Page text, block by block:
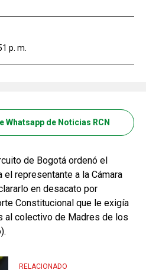
p. m.
Whatsapp de Noticias RCN
de Bogotá ordenó el
representante a la Cámara
en desacato por
Constitucional que le exigía
al colectivo de Madres de los
RELACIONADO